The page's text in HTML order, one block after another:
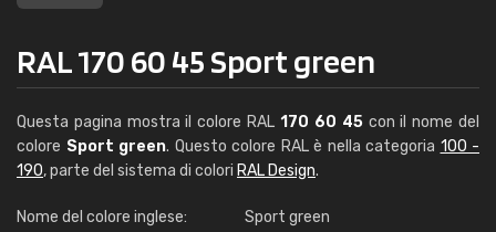
RAL 170 60 45 Sport green
Questa pagina mostra il colore RAL 170 60 45con il nome del
colore Sport green. Questo colore RAL è nella categoria 100 -
190, parte del sistema di colori RAL Design.
Nome del colore inglese:
Sport green